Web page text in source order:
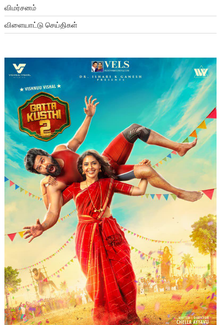
விமர்சனம்
விளையாட்டு செய்திகள்